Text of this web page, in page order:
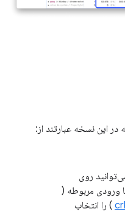
این نسخه عبارتند از:
روی
ورودی مربوطه (
) را انتخاب